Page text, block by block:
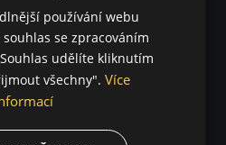
Drama / Thriller
Polynésii žije Vysoký komisař,
diplomat, mezi
používání webu
se zpracováním
udělíte kliknutím
všechny". Více